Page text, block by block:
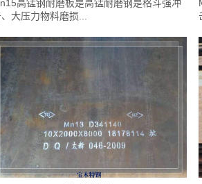
高锰钢耐磨板是高锰耐磨钢是格斗强冲
、大压力物料磨损...